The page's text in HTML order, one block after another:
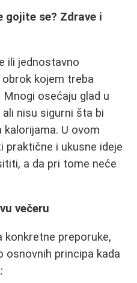
gojite se? Zdrave i
ili jednostavno
kojem treba
osećaju glad u
nisu sigurni šta bi
kalorijama. U ovom
praktične i ukusne ideje
a da pri tome neće
večeru
preporuke,
osnovnih principa kada